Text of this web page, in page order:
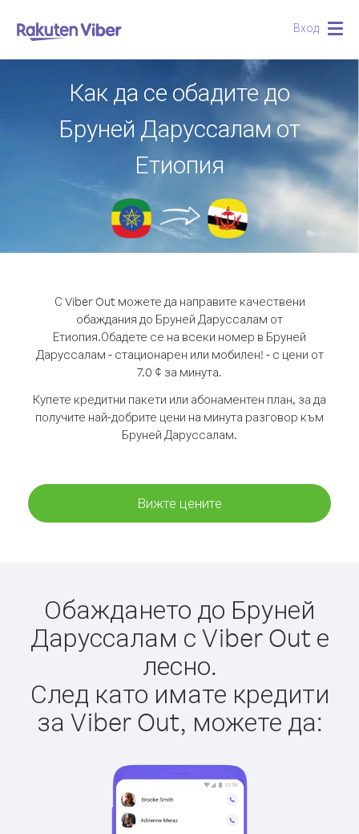
Вход
Как да се обадите до
Бруней Даруссалам от
Етиопия
С Viber Out можете да направите качествени
обаждания до Бруней Даруссалам от
Етиопия.Обадете се на всеки номер в Бруней
Даруссалам - стационарен или мобилен! - с цени от
7.0 ¢ за минута.
Купете кредитни пакети или абонаментен план, за да
получите най-добрите цени на минута разговор към
Бруней Даруссалам.
Вижте цените
Обаждането до Бруней
Даруссалам с Viber Out е
лесно.
След като имате кредити
за Viber Out, можете да: